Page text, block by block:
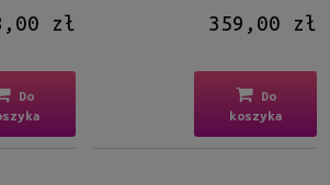
zł
Do
359,00 zł
Do
koszyka